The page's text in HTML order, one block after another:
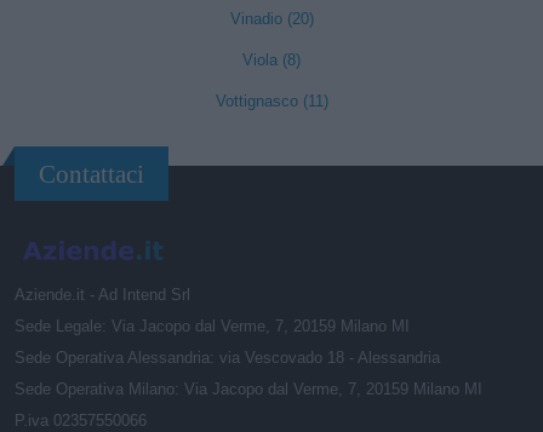
Vinadio (20)
Viola (8)
Vottignasco (11)
Contattaci
Aziende.it - Ad Intend Srl
Sede Legale: Via Jacopo dal Verme, 7, 20159 Milano MI
Sede Operativa Alessandria: via Vescovado 18 - Alessandria
Sede Operativa Milano: Via Jacopo dal Verme, 7, 20159 Milano MI
P.iva 02357550066